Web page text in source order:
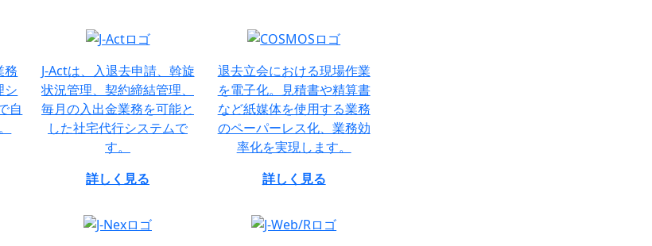
務
シ
自
J-Actは、入退去申請、斡旋
状況管理、契約締結管理、
毎月の入出金業務を可能と
した社宅代行システムで
す。
詳しく見る
退去立会における現場作業
を電子化。見積書や精算書
など紙媒体を使用する業務
のペーパーレス化、業務効
率化を実現します。
詳しく見る